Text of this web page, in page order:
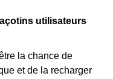
utilisateurs
la chance de
et de la recharger